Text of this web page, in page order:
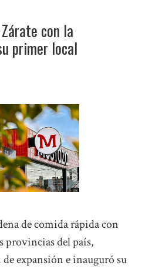
con la
primer local
de comida rápida con
provincias del país,
expansión e inauguró su